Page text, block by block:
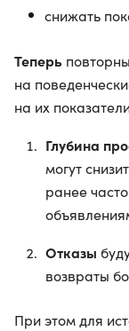
снижать
Теперь
на
на их
Глубина
могут
ранее
Отказы
возвраты
При этом для